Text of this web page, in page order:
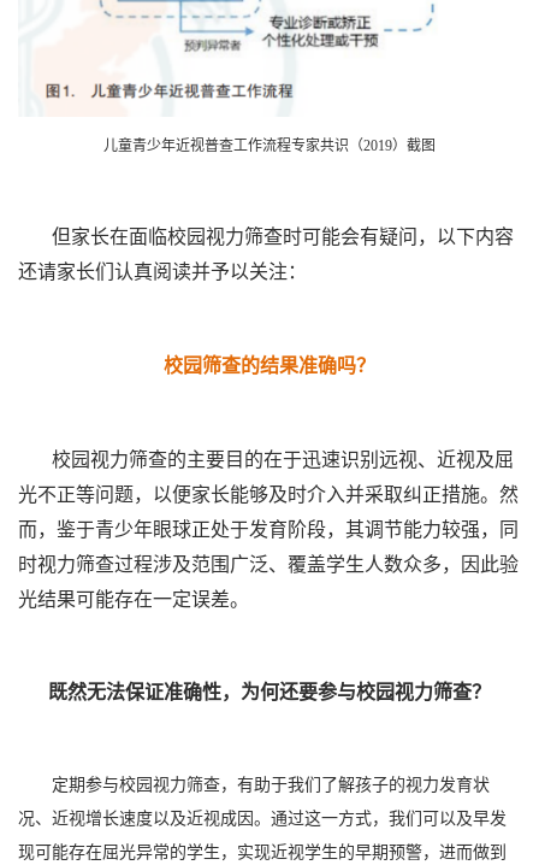
儿童青少年近视普查工作流程专家共识（2019）截图
但家长在面临校园视力筛查时可能会有疑问，以下内容
还请家长们认真阅读并予以关注：
校园筛查的结果准确吗？
校园视力筛查的主要目的在于迅速识别远视、近视及屈
光不正等问题，以便家长能够及时介入并采取纠正措施。然
而，鉴于青少年眼球正处于发育阶段，其调节能力较强，同
时视力筛查过程涉及范围广泛、覆盖学生人数众多，因此验
光结果可能存在一定误差。
既然无法保证准确性，为何还要参与校园视力筛查？
定期参与校园视力筛查，有助于我们了解孩子的视力发育状
况、近视增长速度以及近视成因。通过这一方式，我们可以及早发
现可能存在屈光异常的学生，实现近视学生的早期预警，进而做到